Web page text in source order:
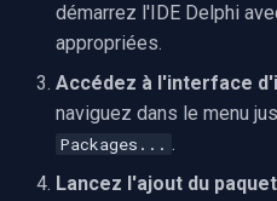
démarrez l'IDE Delphi
appropriées.
Accédez à l'interface
naviguez dans le menu
Packages... .
Lancez l'ajout du